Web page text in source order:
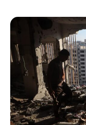
“Funeral para toda